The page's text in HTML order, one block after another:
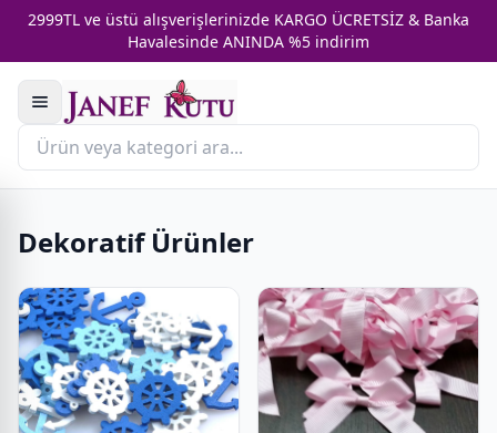
2999TL ve üstü alışverişlerinizde KARGO ÜCRETSİZ & Banka
Havalesinde ANINDA %5 indirim
Dekorati̇f Ürünler